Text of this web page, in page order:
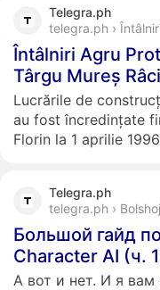
Telegra.ph
telegra.ph ›
Întâlniri Agru
Târgu Mureș
Lucrările de
au fost încredințate
Florin la 1 aprilie
Telegra.ph
telegra.ph ›
Большой гайд
Character AI (ч.
А вот и нет. И я вам